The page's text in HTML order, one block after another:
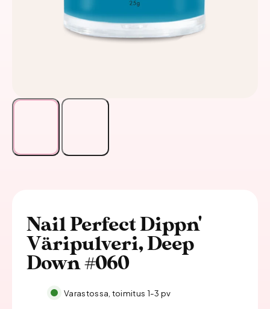
Nail Perfect Dippn'
Väripulveri, Deep
Down #060
Varastossa, toimitus 1-3 pv